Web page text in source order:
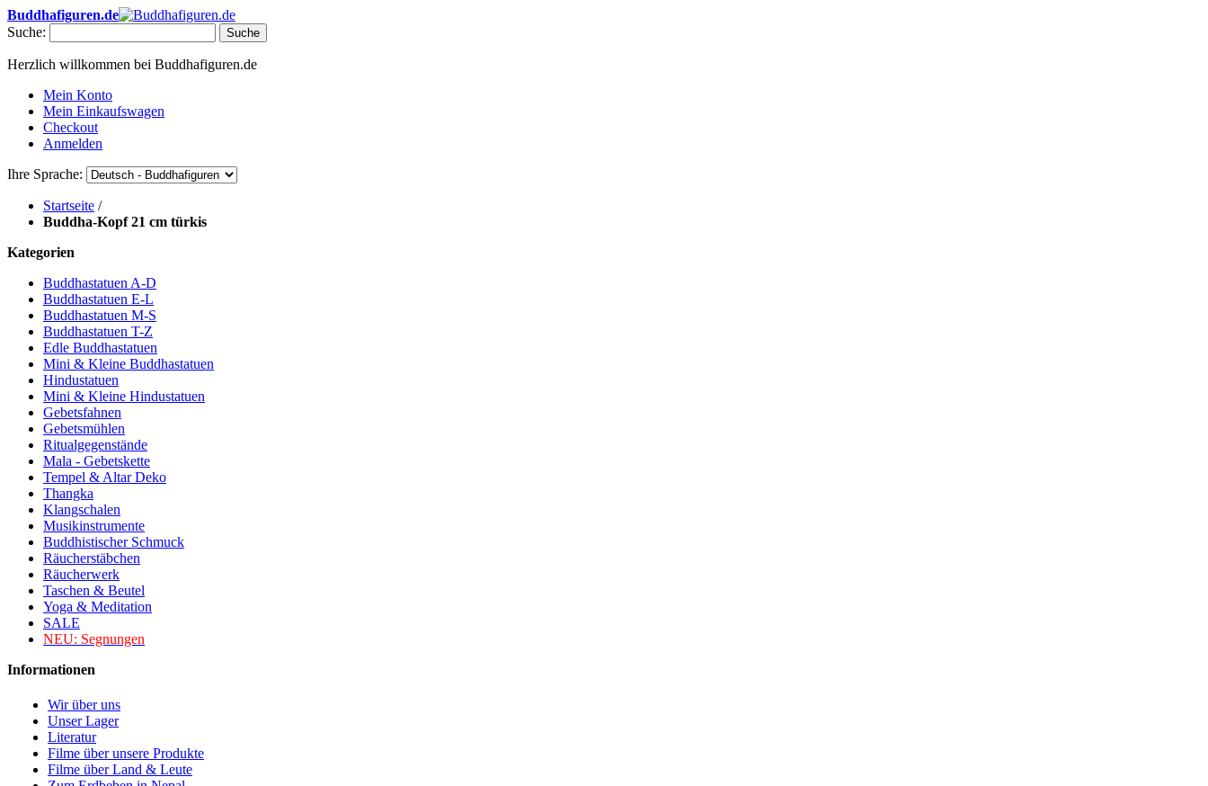
Buddhafiguren.de
Suche:
Suche
Herzlich willkommen bei Buddhafiguren.de
Mein Konto
Mein Einkaufswagen
Checkout
Anmelden
Ihre Sprache:
Startseite /
Buddha-Kopf 21 cm türkis
Kategorien
Buddhastatuen A-D
Buddhastatuen E-L
Buddhastatuen M-S
Buddhastatuen T-Z
Edle Buddhastatuen
Mini & Kleine Buddhastatuen
Hindustatuen
Mini & Kleine Hindustatuen
Gebetsfahnen
Gebetsmühlen
Ritualgegenstände
Mala - Gebetskette
Tempel & Altar Deko
Thangka
Klangschalen
Musikinstrumente
Buddhistischer Schmuck
Räucherstäbchen
Räucherwerk
Taschen & Beutel
Yoga & Meditation
SALE
NEU: Segnungen
Informationen
Wir über uns
Unser Lager
Literatur
Filme über unsere Produkte
Filme über Land & Leute